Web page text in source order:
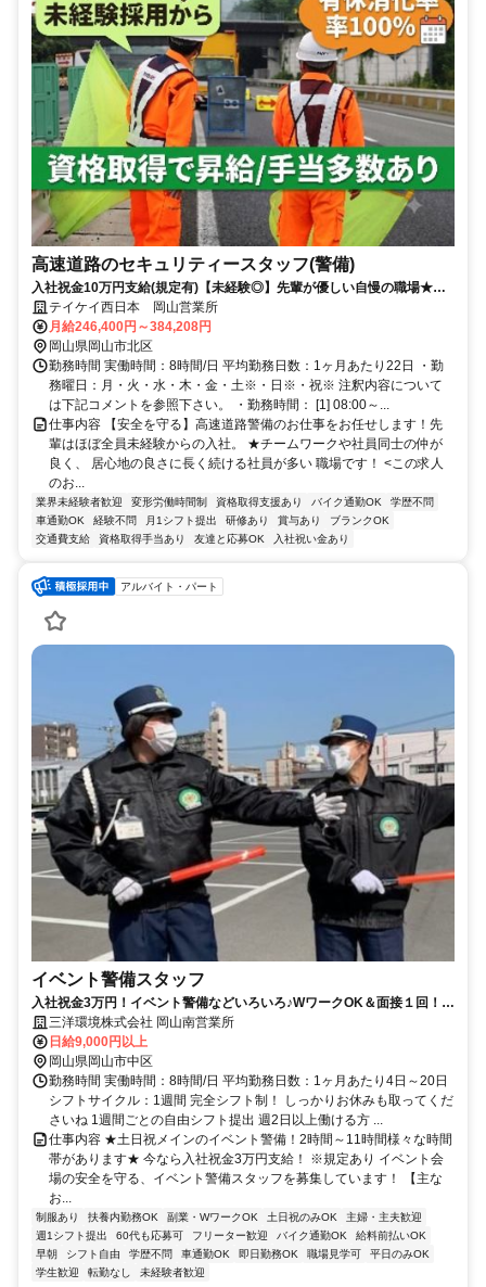
高速道路のセキュリティースタッフ(警備)
入社祝金10万円支給(規定有)【未経験◎】先輩が優しい自慢の職場★手
当充実/有休消化率100%/暑さ対策バッチリ◎
テイケイ西日本 岡山営業所
月給246,400円～384,208円
岡山県岡山市北区
勤務時間 実働時間：8時間/日 平均勤務日数：1ヶ月あたり22日 ・勤
務曜日：月・火・水・木・金・土※・日※・祝※ 注釈内容について
は下記コメントを参照下さい。 ・勤務時間： [1] 08:00～...
仕事内容 【安全を守る】高速道路警備のお仕事をお任せします！先
輩はほぼ全員未経験からの入社。 ★チームワークや社員同士の仲が
良く、 居心地の良さに長く続ける社員が多い 職場です！ <この求人
のお...
業界未経験者歓迎 変形労働時間制 資格取得支援あり バイク通勤OK
学歴不問
車通勤OK
経験不問 月1シフト提出 研修あり 賞与あり
ブランクOK
交通費支給
資格取得手当あり 友達と応募OK 入社祝い金あり
アルバイト・パート
イベント警備スタッフ
入社祝金3万円！イベント警備などいろいろ♪WワークOK＆面接１回！短
時間も日払い・週払いも対応◎体にムリなく働ける！
三洋環境株式会社 岡山南営業所
日給9,000円以上
岡山県岡山市中区
勤務時間 実働時間：8時間/日 平均勤務日数：1ヶ月あたり4日～20日
シフトサイクル：1週間 完全シフト制！ しっかりお休みも取ってくだ
さいね 1週間ごとの自由シフト提出 週2日以上働ける方 ...
仕事内容 ★土日祝メインのイベント警備！2時間～11時間様々な時間
帯があります★ 今なら入社祝金3万円支給！ ※規定あり イベント会
場の安全を守る、イベント警備スタッフを募集しています！ 【主な
お...
制服あり 扶養内勤務OK 副業・WワークOK 土日祝のみOK
主婦・主夫歓迎
週1シフト提出
60代も応募可 フリーター歓迎 バイク通勤OK
給料前払いOK
早朝
シフト自由 学歴不問 車通勤OK 即日勤務OK 職場見学可
平日のみOK
学生歓迎
転勤なし 未経験者歓迎